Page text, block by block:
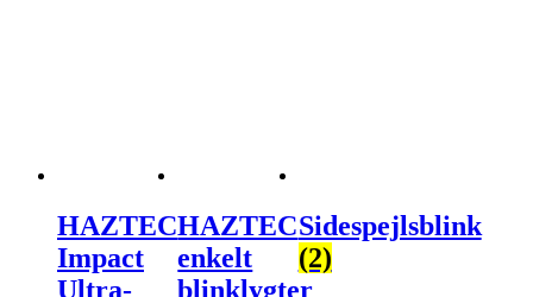
HAZTEC
Impact
Ultra-
HAZTEC
enkelt
blinklygter
Sidespejlsblink
(2)